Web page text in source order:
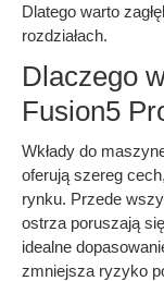
Dlatego warto
rozdziałach.
Dlaczego
Fusion5
Wkłady do
oferują szereg
rynku. Przede
ostrza poruszają
idealne
zmniejsza ryzyko